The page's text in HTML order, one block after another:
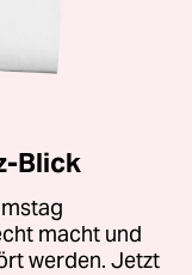
Blick
macht und
werden. Jetzt